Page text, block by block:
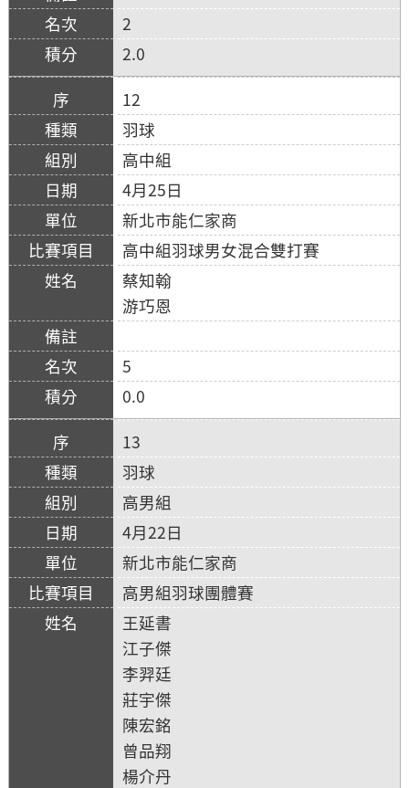
2
2.0
12
羽球
高中組
4月25日
新北市能仁家商
高中組羽球男女混合雙打賽
蔡知翰
游巧恩
5
0.0
13
羽球
高男組
4月22日
新北市能仁家商
高男組羽球團體賽
王延書
江子傑
李羿廷
莊宇傑
陳宏銘
曾品翔
楊介丹